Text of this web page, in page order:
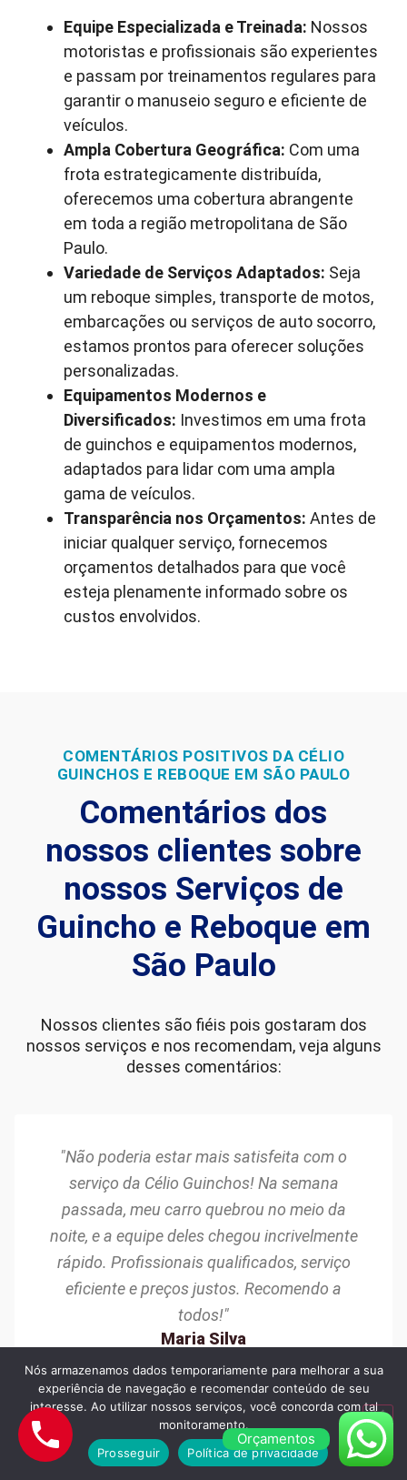
Equipe Especializada e Treinada: Nossos
motoristas e profissionais são experientes
e passam por treinamentos regulares para
garantir o manuseio seguro e eficiente de
veículos.
Ampla Cobertura Geográfica: Com uma
frota estrategicamente distribuída,
oferecemos uma cobertura abrangente
em toda a região metropolitana de São
Paulo.
Variedade de Serviços Adaptados: Seja
um reboque simples, transporte de motos,
embarcações ou serviços de auto socorro,
estamos prontos para oferecer soluções
personalizadas.
Equipamentos Modernos e
Diversificados: Investimos em uma frota
de guinchos e equipamentos modernos,
adaptados para lidar com uma ampla
gama de veículos.
Transparência nos Orçamentos: Antes de
iniciar qualquer serviço, fornecemos
orçamentos detalhados para que você
esteja plenamente informado sobre os
custos envolvidos.
COMENTÁRIOS POSITIVOS DA CÉLIO
GUINCHOS E REBOQUE EM SÃO PAULO
Comentários dos
nossos clientes sobre
nossos Serviços de
Guincho e Reboque em
São Paulo
Nossos clientes são fiéis pois gostaram dos
nossos serviços e nos recomendam, veja alguns
desses comentários:
"Não poderia estar mais satisfeita com o
serviço da Célio Guinchos! Na semana
passada, meu carro quebrou no meio da
noite, e a equipe deles chegou incrivelmente
rápido. Profissionais qualificados, serviço
eficiente e preços justos. Recomendo a
todos!"
Maria Silva
Osasco/SP
Orçamentos
Nós armazenamos dados temporariamente para melhorar a sua
experiência de navegação e recomendar conteúdo de seu
interesse. Ao utilizar nossos serviços, você concorda com tal
monitoramento.
Prosseguir
Política de privacidade